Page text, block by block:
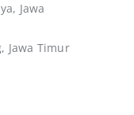
Jawa
Jawa Timur